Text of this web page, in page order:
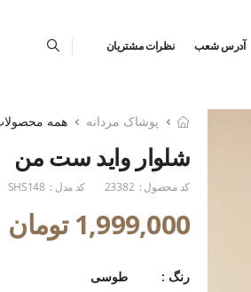
آدرس شعب نظرات مشتریان
پوشاک مردانه همه
شلوار واید ست من
کد محصول : 23382 کد مدل : SHS148
1,999,000 تومان
رنگ : طوسی